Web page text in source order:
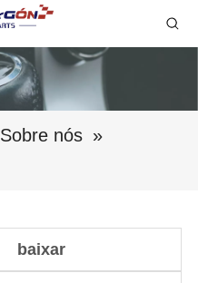
Sobre nós »
baixar